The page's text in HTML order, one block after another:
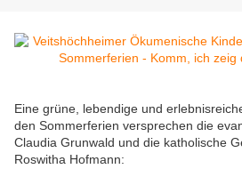
Eine grüne, lebendige und
den Sommerferien versprechen die
Claudia Grunwald und die katholische
Roswitha Hofmann: